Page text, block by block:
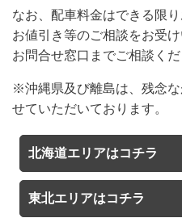
なお、配車料金はできる限
お値引き等のご相談をお受
お問合せ窓口までご相談くだ
※沖縄県及び離島は、残念
せていただいております。
北海道エリアはコチラ
東北エリアはコチラ